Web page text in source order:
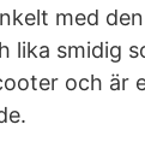
med
lika smidig
och är